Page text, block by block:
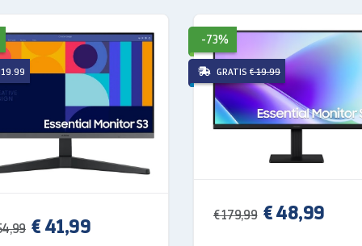
touch
4.1
€ 41,99
-73%
GRATIS € 19.99
€ 179,99 € 48,99